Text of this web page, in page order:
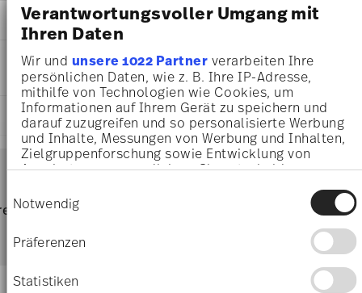
Verantwortungsvoller Umgang mit
Ihren Daten
Wir und unsere 1022 Partnerverarbeiten Ihre
persönlichen Daten, wie z. B. Ihre IP-Adresse,
mithilfe von Technologien wie Cookies, um
Informationen auf Ihrem Gerät zu speichern und
darauf zuzugreifen und so personalisierte Werbung
und Inhalte, Messungen von Werbung und Inhalten,
Zielgruppenforschung sowie Entwicklung von
Angeboten zu ermöglichen. Sie entscheiden
Sie können Ihre Einwilligung jederzeit über die
Cookie-Erklärung oder durch Klicken auf das
Privacy Trigger Symbol ändern oder widerrufen
Informationen über Ihre geografische Lage
Notwendig
Präferenzen
Statistiken
Rosenthal
Sanssouci Elfenbein
Elfenbein
Porcelaine
Ivory
20480-800002-12738
4012438183558
DE
1990
Ovale
DIMENSIONS
38,50 cm
24,10 cm
4,40 cm
1,22 kg
0,00 cm
158 gr
1,38 kg
INSTRUCTIONS D'ENTRETIEN ET DE
SÉCURITÉ
Résistance au lave-vaisselle Passe au micro-ondes
EXPÉDITION ET RETOURS
Footer
Services